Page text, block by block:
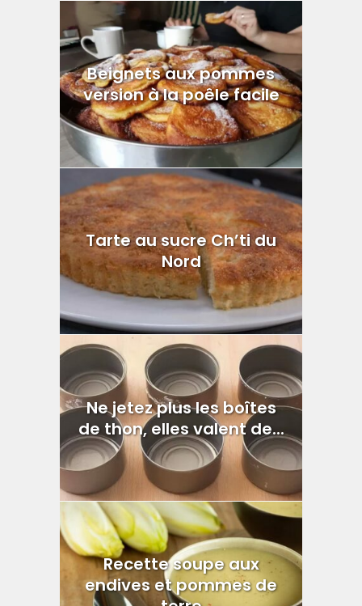
Beignets aux pommes
version à la poêle facile
Tarte au sucre Ch’ti du
Nord
Ne jetez plus les boîtes
de thon, elles valent de...
Recette soupe aux
endives et pommes de